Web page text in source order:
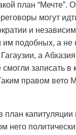
план “Мечте”.
могут
и
им подобных, а
а
записать
правом вето
план
него